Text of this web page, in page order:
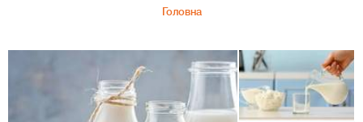
Головна